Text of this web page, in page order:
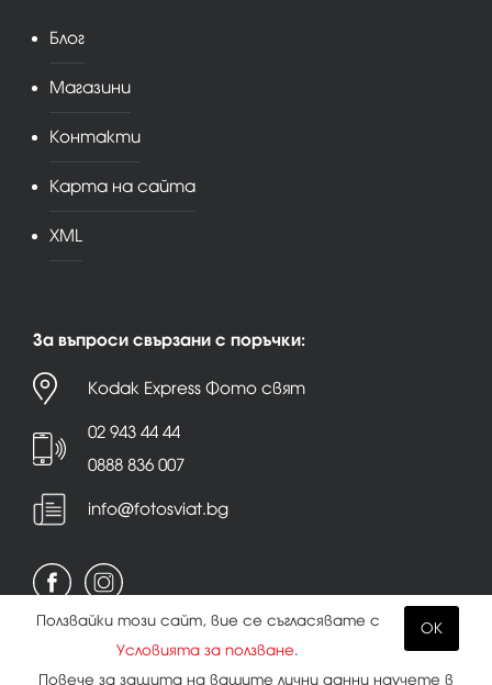
Блог
Магазини
Контакти
Карта на сайта
XML
За въпроси свързани с поръчки:
Kodak Express Фото свят
02 943 44 44
0888 836 007
info@fotosviat.bg
OK
Ползвайки този сайт, вие се съгласявате с
Условията за ползване.
Повече за защита на вашите лични данни научете в